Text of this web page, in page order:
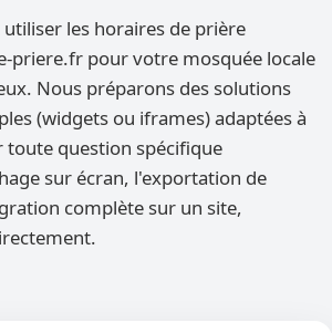
les horaires de prière
priere.fr pour votre mosquée locale
Nous préparons des solutions
(widgets ou iframes) adaptées à
toute question spécifique
sur écran, l'exportation de
complète sur un site,